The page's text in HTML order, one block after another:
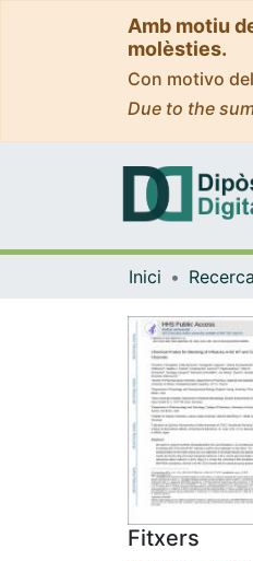
Amb motiu
molèsties.
Con motivo
Due to the
Inici Recerca
Fitxers